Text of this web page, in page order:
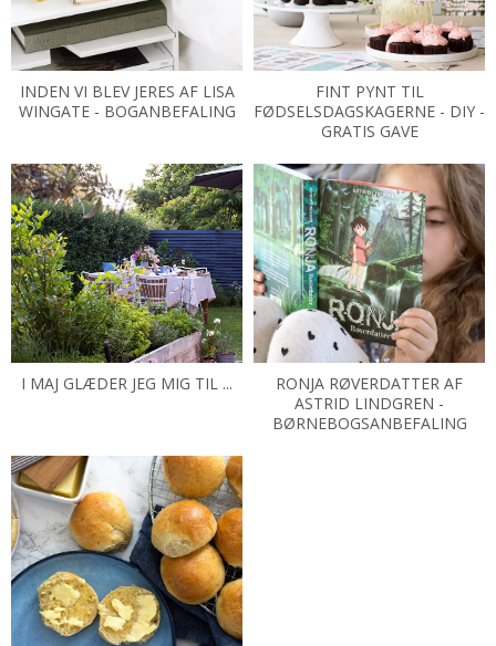
INDEN VI BLEV JERES AF LISA
WINGATE - BOGANBEFALING
FINT PYNT TIL
FØDSELSDAGSKAGERNE - DIY -
GRATIS GAVE
I MAJ GLÆDER JEG MIG TIL ...
RONJA RØVERDATTER AF
ASTRID LINDGREN -
BØRNEBOGSANBEFALING